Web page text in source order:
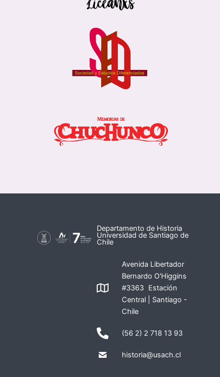
Departamento de Historia
Universidad de Santiago de
Chile
Avenida Libertador
Bernardo O'Higgins
#3363 Estación
Central | Santiago -
Chile
(56 2) 2 718 13 93
historia@usach.cl